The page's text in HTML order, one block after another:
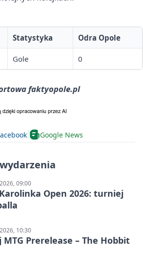
Statystyka Odra Opole
Gole 0
faktyopole.pl
Google News
09:00
Open 2026: turniej
10:30
MTG Prerelease – The Hobbit